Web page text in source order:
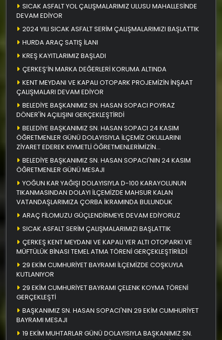
SICAK ASFALT YOL ÇALIŞMALARIMIZ ULUSU MAHALLESİNDE
DEVAM EDİYOR
2024 YILI SICAK ASFALT SERİM ÇALIŞMALARIMIZI BAŞLATTIK
HURDA ARAÇ SATIŞ İLANI
KREŞ KAYITLARIMIZ BAŞLADI
ÇERKEŞ’İN MARKA DEĞERLERİ KORUMA ALTINDA
KENT MEYDANI VE KAPALI OTOPARK PROJEMİZİN İNŞAAT
ÇALIŞMALARI DEVAM EDİYOR
BELEDİYE BAŞKANIMIZ SN. HASAN SOPACI POYRAZ
DÖNER'İN AÇILIŞINI GERÇEKLEŞTİRDİ
BELEDİYE BAŞKANIMIZ SN. HASAN SOPACI 24 KASIM
ÖĞRETMENLER GÜNÜ DOLAYISIYLA İLÇEMİZ OKULLARINI
ZİYARET EDEREK KIYMETLİ ÖĞRETMENLERİMİZİN
ÖĞRETMENLER GÜNÜNÜ KUTLADI
BELEDİYE BAŞKANIMIZ SN. HASAN SOPACI'NIN 24 KASIM
ÖĞRETMENLER GÜNÜ MESAJI
YOĞUN KAR YAĞIŞI DOLAYISIYLA D-100 KARAYOLUNUN
TIKANMASINDAN DOLAYI İLÇEMİZDE MAHSUR KALAN
VATANDAŞLARIMIZA ÇORBA İKRAMINDA BULUNDUK
ARAÇ FİLOMUZU GÜÇLENDİRMEYE DEVAM EDİYORUZ
SICAK ASFALT SERİM ÇALIŞMALARIMIZI BAŞLATTIK
ÇERKEŞ KENT MEYDANI VE KAPALI YER ALTI OTOPARKI VE
MÜFTÜLÜK BİNASI TEMEL ATMA TÖRENİ GERÇEKLEŞTİRİLDİ
29 EKİM CUMHURİYET BAYRAMI İLÇEMİZDE COŞKUYLA
KUTLANIYOR
29 EKİM CUMHURİYET BAYRAMI ÇELENK KOYMA TÖRENİ
GERÇEKLEŞTİ
BAŞKANIMIZ SN. HASAN SOPACI'NIN 29 EKİM CUMHURİYET
BAYRAMI MESAJI
19 EKİM MUHTARLAR GÜNÜ DOLAYISIYLA BAŞKANIMIZ SN.